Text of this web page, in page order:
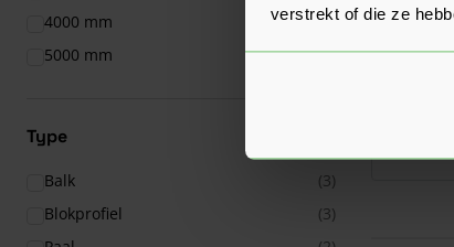
verstrekt of die ze
4000 mm
(7)
5000 mm
(7)
Type
Balk
(3)
Blokprofiel
(3)